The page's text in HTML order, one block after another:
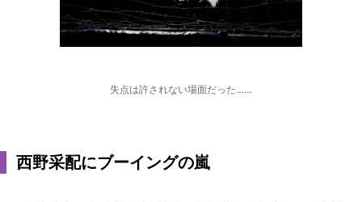
失点は許されない場面だった……
西野采配にブーイングの嵐